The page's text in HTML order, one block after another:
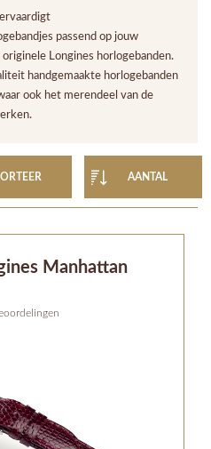
passend op jouw
Longines horlogebanden.
handgemaakte horlogebanden
ook het merendeel van de
AANTAL
Manhattan